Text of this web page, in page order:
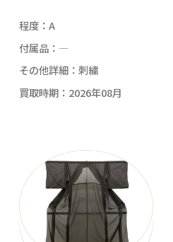
程度：A
付属品：―
その他詳細：刺繍
買取時期：2026年08月